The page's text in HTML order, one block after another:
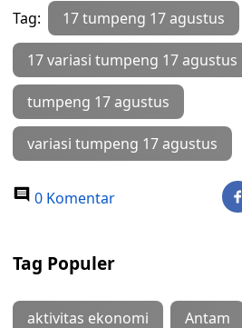
Tag: 17 tumpeng 17 agustus
17 variasi tumpeng 17 agustus
tumpeng 17 agustus
variasi tumpeng 17 agustus
0 Komentar
Tag Populer
aktivitas ekonomi Antam